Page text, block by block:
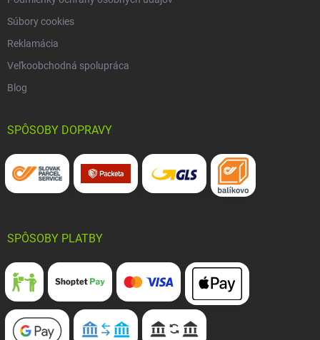
Súbory cookies
Reklamácia
Veľkoobchodná spolupráca
Blog
SPÔSOBY DOPRAVY
SPÔSOBY PLATBY